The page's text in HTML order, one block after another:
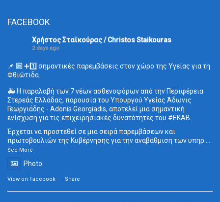
FACEBOOK
Χρήστος Σταϊκούρας / Christos Staikouras
2 days ago
📌 🔟 ➕1️⃣ σημαντικές παρεμβάσεις στον χώρο της Υγείας για τη
Φθιώτιδα.
🚑 Η παραλαβή των 7 νέων ασθενοφόρων από την Περιφέρεια
Στερεάς Ελλάδας, παρουσία του Υπουργού Υγείας Άδωνις
Γεωργιάδης - Adonis Georgiadis, αποτελεί μια σημαντική
ενίσχυση για τις επιχειρησιακές δυνατότητες του #ΕΚΑΒ
Έρχεται να προστεθεί σε μια σειρά παρεμβάσεων και
πρωτοβουλιών της Κυβέρνησης για την αναβάθμιση των υπηρ
See More
Photo
View on Facebook · Share